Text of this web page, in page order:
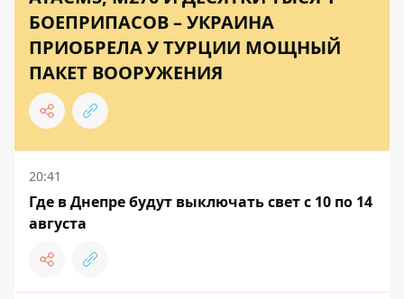
БОЕПРИПАСОВ – УКРАИНА
ПРИОБРЕЛА У ТУРЦИИ МОЩНЫЙ
ПАКЕТ ВООРУЖЕНИЯ
20:41
Где в Днепре будут выключать свет с 10 по 14
августа